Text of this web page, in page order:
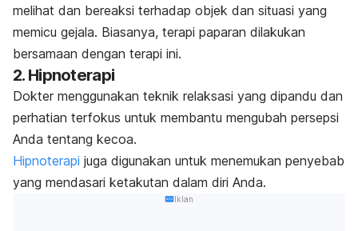
melihat dan bereaksi terhadap objek dan situasi yang
memicu gejala. Biasanya, terapi paparan dilakukan
bersamaan dengan terapi ini.
2. Hipnoterapi
Dokter menggunakan teknik relaksasi yang dipandu dan
perhatian terfokus untuk membantu mengubah persepsi
Anda tentang kecoa.
Hipnoterapi juga digunakan untuk menemukan penyebab
yang mendasari ketakutan dalam diri Anda.
Iklan